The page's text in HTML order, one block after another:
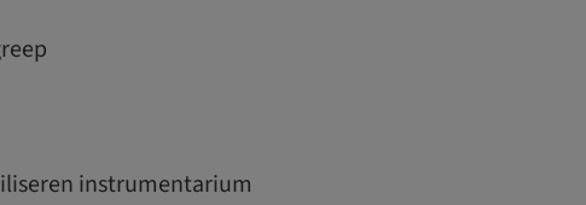
instrumentarium